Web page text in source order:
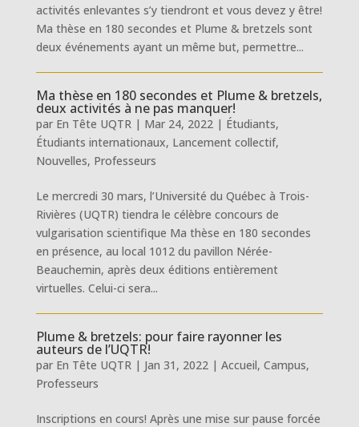
activités enlevantes s’y tiendront et vous devez y être!
Ma thèse en 180 secondes et Plume & bretzels sont
deux événements ayant un même but, permettre...
Ma thèse en 180 secondes et Plume & bretzels,
deux activités à ne pas manquer!
par En Tête UQTR| Mar 24, 2022| Étudiants,
Étudiants internationaux, Lancement collectif,
Nouvelles, Professeurs
Le mercredi 30 mars, l’Université du Québec à Trois-
Rivières (UQTR) tiendra le célèbre concours de
vulgarisation scientifique Ma thèse en 180 secondes
en présence, au local 1012 du pavillon Nérée-
Beauchemin, après deux éditions entièrement
virtuelles. Celui-ci sera...
Plume & bretzels: pour faire rayonner les
auteurs de l’UQTR!
par En Tête UQTR| Jan 31, 2022| Accueil, Campus,
Professeurs
Inscriptions en cours! Après une mise sur pause forcée